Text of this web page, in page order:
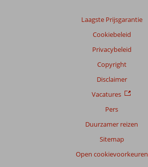
Laagste Prijsgarantie
Cookiebeleid
Privacybeleid
Copyright
Disclaimer
Vacatures
Pers
Duurzamer reizen
Sitemap
Open cookievoorkeuren